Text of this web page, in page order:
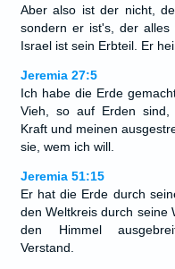
Aber also ist der nicht,
sondern er ist's, der alles
Israel ist sein Erbteil. Er
Jeremia 27:5
Ich habe die Erde
Vieh, so auf Erden sind,
Kraft und meinen
sie, wem ich will.
Jeremia 51:15
Er hat die Erde durch
den Weltkreis durch seine
den Himmel
Verstand.